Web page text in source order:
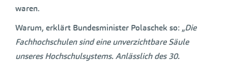
waren.
Warum, erklärt Bundesminister Polaschek so: „Die
Fachhochschulen sind eine unverzichtbare Säule
unseres Hochschulsystems. Anlässlich des 30.